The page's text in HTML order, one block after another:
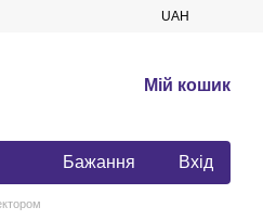
UAH
Мій кошик
Бажання Вхід